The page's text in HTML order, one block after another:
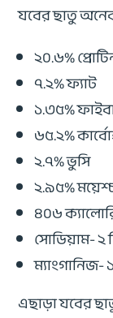
যবের ছাতু অনেক
২০.৬%
৭.২% ফ্যাট
১.৩৫%
৬৫.২%
২.৭% ভুসি
২.৯৫%
৪০৬
সোডিয়াম- ২
ম্যাংগানিজ-
এছাড়া যবের